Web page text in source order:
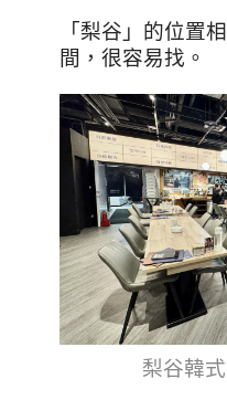
「梨谷」的位置
間，很容易找。
梨谷韓